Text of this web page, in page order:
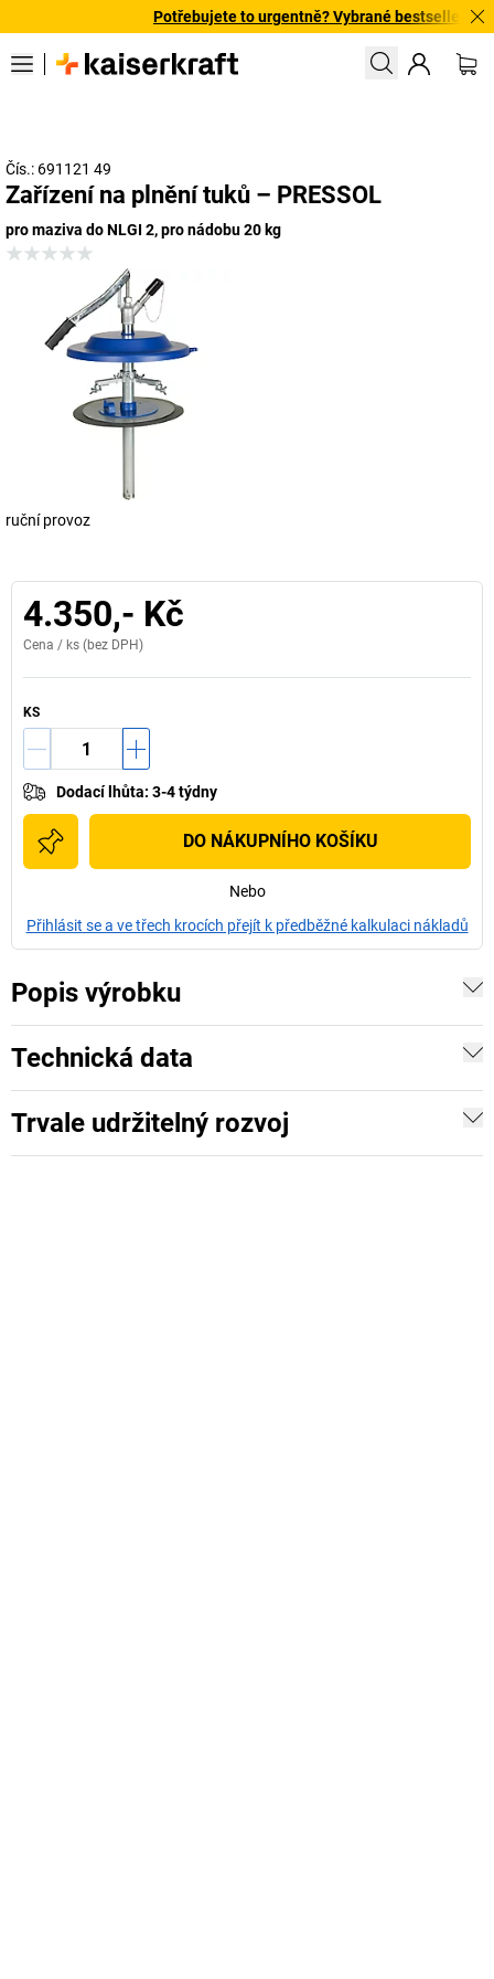
Potřebujete to urgentně? Vybrané bestsellery
Čís.: 691121 49
Zařízení na plnění tuků – PRESSOL
pro maziva do NLGI 2, pro nádobu 20 kg
ruční provoz
4.350,- Kč
Cena / ks (bez DPH)
KS
Dodací lhůta: 3-4 týdny
DO NÁKUPNÍHO KOŠÍKU
Nebo
Přihlásit se a ve třech krocích přejít k předběžné kalkulaci nákladů
Popis výrobku
Technická data
Trvale udržitelný rozvoj